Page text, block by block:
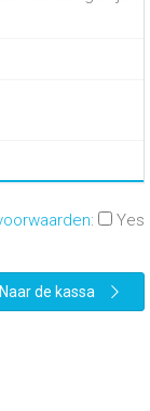
: Yes
Naar de kassa